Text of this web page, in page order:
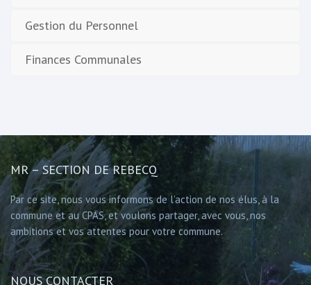
Gestion du Personnel
Finances Communales
MR – SECTION DE REBECQ
Par ce site, nous vous informons de l’action de nos élus, à la
commune et au CPAS, et voulons partager, avec vous, nos
ambitions et vos attentes pour votre commune.
NOUS CONTACTER